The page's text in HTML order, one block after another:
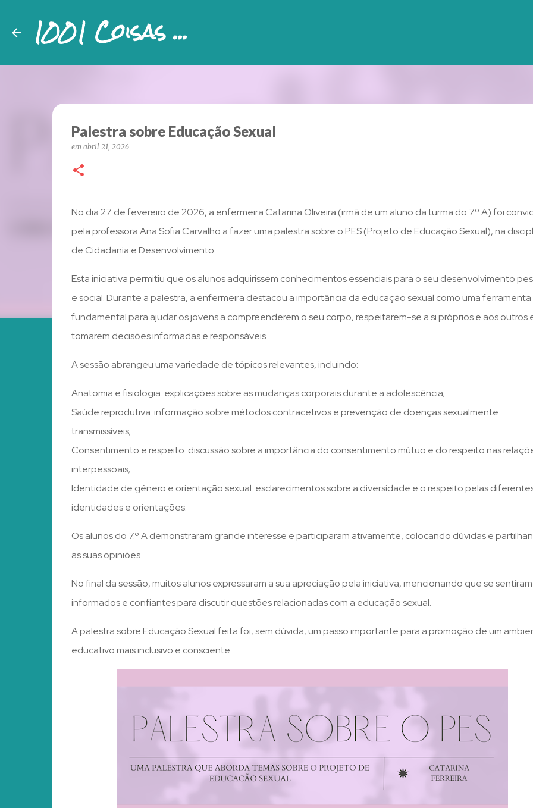
1001 Coisas ...
Palestra sobre Educação Sexual
em abril 21, 2026
No dia 27 de fevereiro de 2026, a enfermeira Catarina Oliveira (irmã de um aluno da turma do 7.º A) foi
pela professora Ana Sofia Carvalho a fazer uma palestra sobre o PES (Projeto de Educação Sexual), na
de Cidadania e Desenvolvimento.
Esta iniciativa permitiu que os alunos adquirissem conhecimentos essenciaispara o seu desenvolvimento
e social.Durante a palestra, a enfermeira destacou a importância da educação sexual como uma ferramenta
fundamental para ajudar os jovens a compreenderem o seu corpo, respeitarem-se a si próprios e aos outros
tomarem decisões informadas e responsáveis.
A sessão abrangeu uma variedade de tópicos relevantes, incluindo:
Anatomia e fisiologia: explicações sobre as mudanças corporais durante a adolescência;
Saúde reprodutiva: informação sobre métodos contracetivos e prevenção de doenças sexualmente
transmissíveis;
Consentimento e respeito: discussão sobre a importância do consentimento mútuo e do respeito nas
interpessoais;
Identidade de género e orientação sexual: esclarecimentos sobre a diversidade e o respeito pelas
identidades e orientações.
Os alunos do 7.º A demonstraram grande interesse e participaram ativamente, colocando dúvidas e
as suas opiniões.
No final da sessão, muitos alunos expressaram a sua apreciação pela iniciativa, mencionando que se
informados e confiantes para discutir questões relacionadas com a educação sexual.
A palestra sobre Educação Sexual feita foi, sem dúvida, um passo importante para a promoção de um
educativo mais inclusivo e consciente.